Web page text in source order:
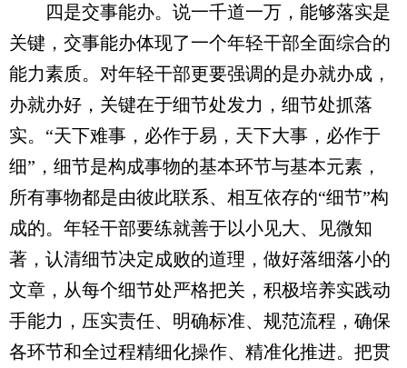
四是交事能办。说一千道一万，能够落实是
关键，交事能办体现了一个年轻干部全面综合的
能力素质。对年轻干部更要强调的是办就办成，
办就办好，关键在于细节处发力，细节处抓落
实。“天下难事，必作于易，天下大事，必作于
细”，细节是构成事物的基本环节与基本元素，
所有事物都是由彼此联系、相互依存的“细节”构
成的。年轻干部要练就善于以小见大、见微知
著，认清细节决定成败的道理，做好落细落小的
文章，从每个细节处严格把关，积极培养实践动
手能力，压实责任、明确标准、规范流程，确保
各环节和全过程精细化操作、精准化推进。把贯